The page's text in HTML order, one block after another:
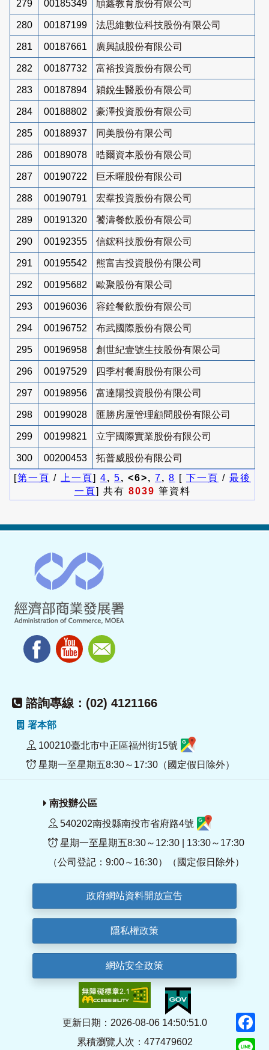
279 00185349 頎鑫教育股份有限公司
280 00187199 法思維數位科技股份有限公司
281 00187661 廣興誠股份有限公司
282 00187732 富裕投資股份有限公司
283 00187894 穎銳生醫股份有限公司
284 00188802 豪澤投資股份有限公司
285 00188937 同美股份有限公司
286 00189078 晧爾資本股份有限公司
287 00190722 巨禾曜股份有限公司
288 00190791 宏羣投資股份有限公司
289 00191320 饕濤餐飲股份有限公司
290 00192355 信鋐科技股份有限公司
291 00195542 熊富吉投資股份有限公司
292 00195682 歐聚股份有限公司
293 00196036 容銓餐飲股份有限公司
294 00196752 布武國際股份有限公司
295 00196958 創世紀壹號生技股份有限公司
296 00197529 四季村餐廚股份有限公司
297 00198956 富達陽投資股份有限公司
298 00199028 匯勝房屋管理顧問股份有限公司
299 00199821 立宇國際實業股份有限公司
300 00200453
拓普威股份有限公司
[第一頁 / 上一頁] 4, 5, <6>, 7, 8 [ 下一頁 / 最後
一頁] 共有 8039 筆資料
諮詢專線：(02) 4121166
署本部
100210臺北市中正區福州街15號
星期一至星期五8:30～17:30（國定假日除外）
南投辦公區
540202南投縣南投市省府路4號
星期一至星期五8:30～12:30 | 13:30～17:30
（公司登記：9:00～16:30）（國定假日除外）
政府網站資料開放宣告
隱私權政策
網站安全政策
更新日期：2026-08-06 14:50:51.0
累積瀏覽人次：477479602